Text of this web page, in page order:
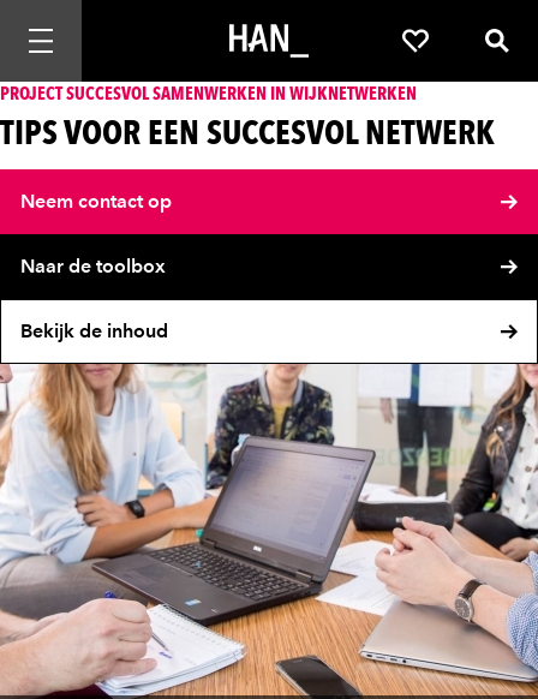
Mobiele navigatie openen Favorieten
PROJECT SUCCESVOL SAMENWERKEN IN WIJKNETWERKEN
TIPS VOOR EEN SUCCESVOL NETWERK
Neem contact op
Naar de toolbox
Bekijk de inhoud